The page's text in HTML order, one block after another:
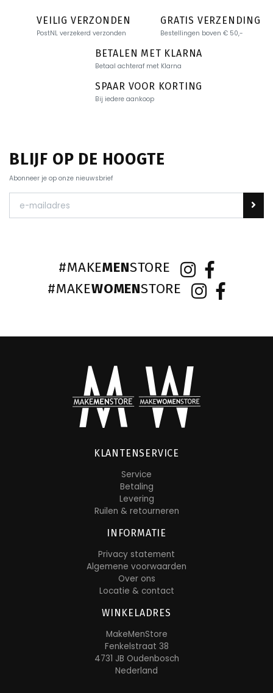
VEILIG VERZONDEN
PostNL verzekerd verzonden
GRATIS VERZENDING
Bestellingen boven € 50,-
BETALEN MET KLARNA
Betaal achteraf met Klarna
SPAAR VOOR KORTING
Bij iedere aankoop
BLIJF OP DE HOOGTE
Abonneer je op onze nieuwsbrief
#MAKEMENSTORE
#MAKEWOMENSTORE
KLANTENSERVICE
Service
Betaling
Levering
Ruilen & retourneren
INFORMATIE
Privacy statement
Algemene voorwaarden
Over ons
Locatie & contact
WINKELADRES
MakeMenStore
Fenkelstraat 38
4731 JB Oudenbosch
Nederland